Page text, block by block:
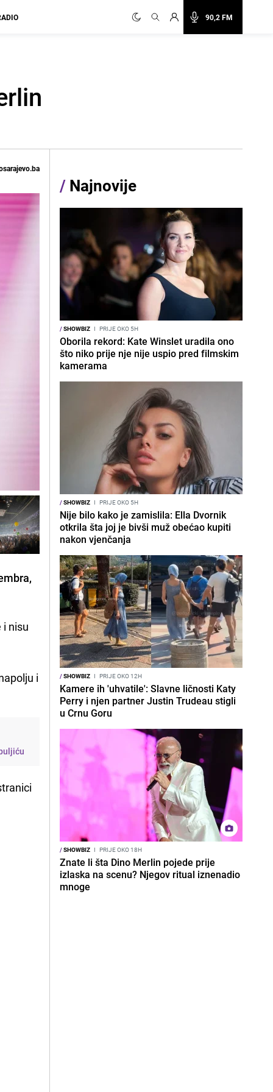
90,2 FM
i nisu
i
/ Najnovije
/SHOWBIZ I PRIJE OKO 5H
Oborila rekord: Kate Winslet uradila ono
što niko prije nje nije uspio pred filmskim
kamerama
/SHOWBIZ I PRIJE OKO 5H
Nije bilo kako je zamislila: Ella Dvornik
otkrila šta joj je bivši muž obećao kupiti
nakon vjenčanja
/SHOWBIZ I PRIJE OKO 12H
Kamere ih 'uhvatile': Slavne ličnosti Katy
Perry i njen partner Justin Trudeau stigli
u Crnu Goru
/SHOWBIZ I PRIJE OKO 18H
Znate li šta Dino Merlin pojede prije
izlaska na scenu? Njegov ritual iznenadio
mnoge